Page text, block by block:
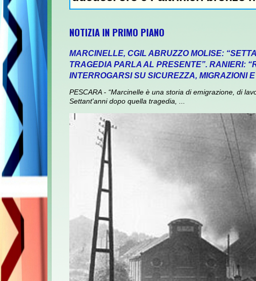
NOTIZIA IN PRIMO PIANO
MARCINELLE, CGIL ABRUZZO MOLISE:
TRAGEDIA PARLA AL PRESENTE”. RANIERI:
INTERROGARSI SU SICUREZZA, MIGRAZIONI
PESCARA - “Marcinelle è una storia di emigrazione, di
Settant'anni dopo quella tragedia, ...